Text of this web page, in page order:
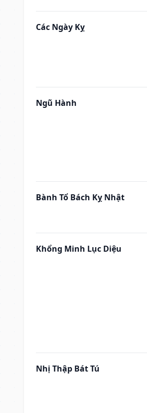
Các Ngày Kỵ
Ngũ Hành
Bành Tổ Bách Kỵ Nhật
Khổng Minh Lục Diệu
Nhị Thập Bát Tú